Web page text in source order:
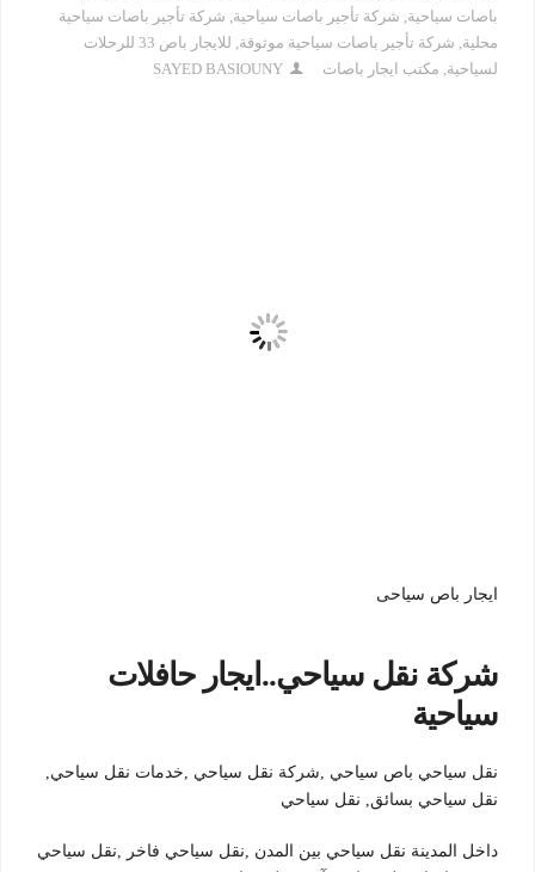
باصات سياحية, شركة تأجير باصات سياحية, شركة تأجير باصات سياحية
محلية, شركة تأجير باصات سياحية موثوقة,
للايجار باص 33 للرحلات
لسياحية, مكتب ايجار باصات SAYED BASIOUNY
ايجار باص سياحى
شركة نقل سياحي..ايجار حافلات
سياحية
نقل سياحي باص سياحي ,شركة نقل سياحي ,خدمات نقل سياحي,
نقل سياحي بسائق, نقل سياحي
داخل المدينة نقل سياحي بين المدن ,نقل سياحي فاخر ,نقل سياحي